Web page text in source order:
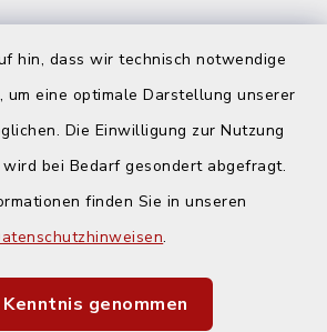
hin, dass wir technisch notwendige
um eine optimale Darstellung unserer
Die Einwilligung zur Nutzung
bei Bedarf gesondert abgefragt.
finden Sie in unseren
.
Kenntnis genommen
Barrierefreiheit
Impressum